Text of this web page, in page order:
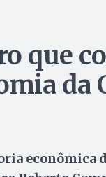
que
da
econômica